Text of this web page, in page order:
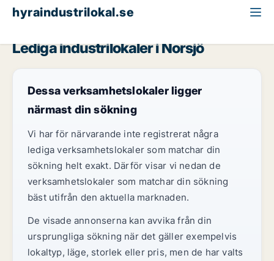
hyraindustrilokal.se
Lediga industrilokaler i Norsjö
Dessa verksamhetslokaler ligger
närmast din sökning
Vi har för närvarande inte registrerat några
lediga verksamhetslokaler som matchar din
sökning helt exakt. Därför visar vi nedan de
verksamhetslokaler som matchar din sökning
bäst utifrån den aktuella marknaden.
De visade annonserna kan avvika från din
ursprungliga sökning när det gäller exempelvis
lokaltyp, läge, storlek eller pris, men de har valts